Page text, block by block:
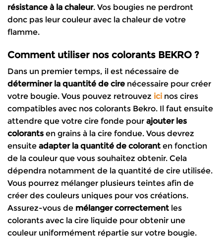
résistance à la chaleur. Vos bougies ne perdront
donc pas leur couleur avec la chaleur de votre
flamme.
Comment utiliser nos colorants BEKRO ?
Dans un premier temps, il est nécessaire de
déterminer la quantité de cire nécessaire pour créer
votre bougie. Vous pouvez retrouvez ici nos cires
compatibles avec nos colorants Bekro. Il faut ensuite
attendre que votre cire fonde pour ajouter les
colorants en grains à la cire fondue. Vous devrez
ensuite adapter la quantité de colorant en fonction
de la couleur que vous souhaitez obtenir. Cela
dépendra notamment de la quantité de cire utilisée.
Vous pourrez mélanger plusieurs teintes afin de
créer des couleurs uniques pour vos créations.
Assurez-vous de mélanger correctement les
colorants avec la cire liquide pour obtenir une
couleur uniformément répartie sur votre bougie.